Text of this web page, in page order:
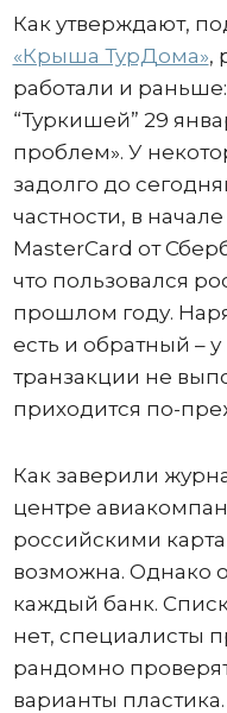
Как утверждают,
«Крыша ТурДома»,
работали и
“Туркишей” 29
проблем». У
задолго до
частности, в
MasterCard от
что пользовался
прошлом году.
есть и обратный –
транзакции не
приходится по-
Как заверили
центре
российскими
возможна. Однако
каждый банк.
нет, специалисты
рандомно
варианты